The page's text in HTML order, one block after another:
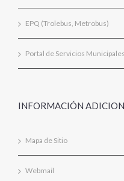
EPQ (Trolebus, Metrobus)
Portal de Servicios Municipales
INFORMACIÓN
Mapa de Sitio
Webmail